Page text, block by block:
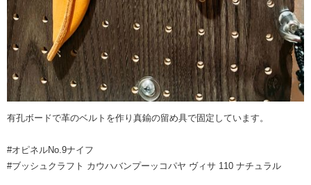
有孔ボードで革のベルトを作り真鍮の留め具で固定しています。
#オピネルNo.9ナイフ
#ブッシュクラフト カウハバンプーッコパヤ ヴィサ 110 ナチュラル